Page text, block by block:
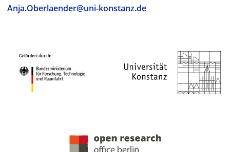
Anja.Oberlaender@uni-konstanz.de